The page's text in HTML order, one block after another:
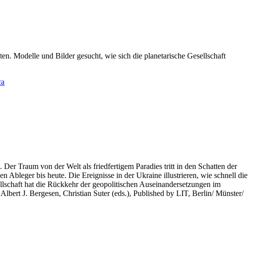
Modelle und Bilder gesucht, wie sich die planetarische Gesellschaft
Traum von der Welt als friedfertigem Paradies tritt in den Schatten der
Ableger bis heute. Die Ereignisse in der Ukraine illustrieren, wie schnell die
hat die Rückkehr der geopolitischen Auseinandersetzungen im
J. Bergesen, Christian Suter (eds.), Published by LIT, Berlin/ Münster/